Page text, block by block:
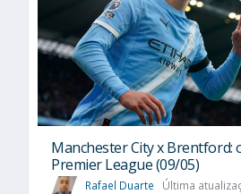
Manchester City x Brentford:
Premier League (09/05)
Rafael Duarte Última